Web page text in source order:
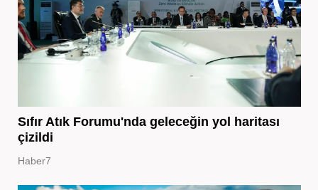
Sıfır Atık Forumu'nda geleceğin yol haritası
çizildi
Haber7